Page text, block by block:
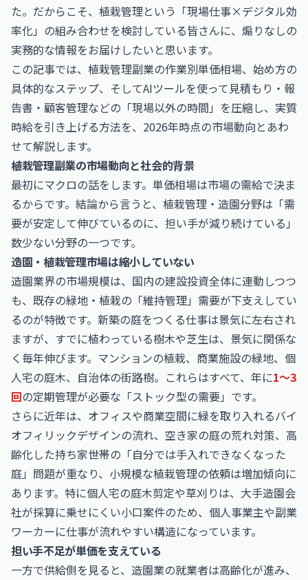
た。だからこそ、植栽管理という「現場仕事×デジタル効
率化」の組み合わせを検討している皆さんに、煽りなしの
実務的な情報をお届けしたいと思います。
この記事では、植栽管理副業の作業別単価相場、始め方の
具体的なステップ、そしてAIツールを使って見積もり・報
告書・顧客管理などの「現場以外の時間」を圧縮し、実質
時給を引き上げる方法を、2026年時点の市場動向とあわ
せて解説します。
植栽管理副業の市場動向と社会的背景
最初にマクロの話をします。単価相場は市場の需給で決ま
るからです。結論から言うと、植栽管理・造園分野は「需
要が安定して伸びているのに、担い手が減り続けている」
数少ない分野の一つです。
造園・植栽管理市場は縮小していない
造園業界の市場規模は、国内の建設投資全体に連動しつつ
も、既存の緑地・植栽の「維持管理」需要が下支えしてい
るのが特徴です。新築の庭をつくる仕事は景気に左右され
ますが、すでに植わっている樹木や芝生は、景気に関係な
く毎年伸びます。マンションの植栽、商業施設の緑地、個
人宅の庭木、自治体の街路樹。これらはすべて、年に1〜3
回の定期管理が必要な「ストック型の需要」です。
さらに近年は、オフィスや商業空間に緑を取り入れるバイ
オフィリックデザインの流れ、空き家の庭の荒れ対策、高
齢化した持ち家世帯の「自分では手入れできなくなった
庭」問題が重なり、小規模な植栽管理の依頼は増加傾向に
あります。特に個人宅の庭木剪定や草刈りは、大手造園会
社が採算に乗せにくい小口案件のため、個人事業主や副業
ワーカーに仕事が流れやすい構造になっています。
担い手不足が単価を支えている
一方で供給側を見ると、造園業の就業者は高齢化が進み、